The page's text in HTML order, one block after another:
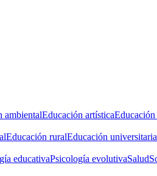
ambientalEducación artística
Educación ruralEducación universitaria
educativaPsicología evolutivaSalud